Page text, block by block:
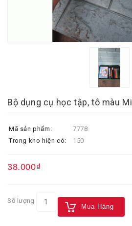
Bộ dụng cụ học tập, tô màu
Mã sản phẩm:
7778
Trong kho hiện có:
150
38.000₫
Số lượng
Mua Hàng